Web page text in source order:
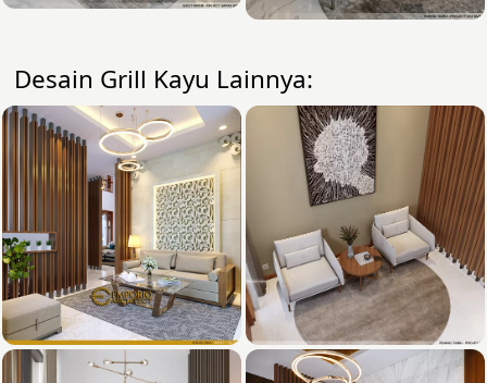
Desain Grill Kayu Lainnya: